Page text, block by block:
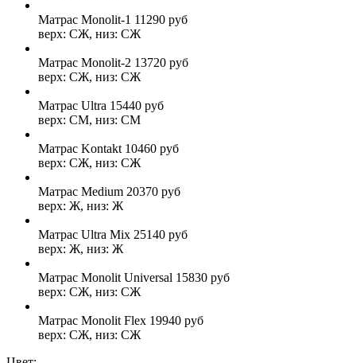
Матрас Monolit-1 11290 руб
верх: СЖ, низ: СЖ
Матрас Monolit-2 13720 руб
верх: СЖ, низ: СЖ
Матрас Ultra 15440 руб
верх: СМ, низ: СМ
Матрас Kontakt 10460 руб
верх: СЖ, низ: СЖ
Матрас Medium 20370 руб
верх: Ж, низ: Ж
Матрас Ultra Mix 25140 руб
верх: Ж, низ: Ж
Матрас Monolit Universal 15830 руб
верх: СЖ, низ: СЖ
Матрас Monolit Flex 19940 руб
верх: СЖ, низ: СЖ